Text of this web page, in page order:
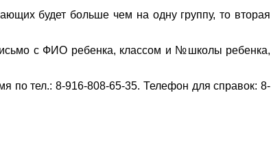
будет больше чем на одну группу, то вторая
с ФИО ребенка, классом и №школы ребенка,
по тел.: 8-916-808-65-35. Телефон для справок: 8-